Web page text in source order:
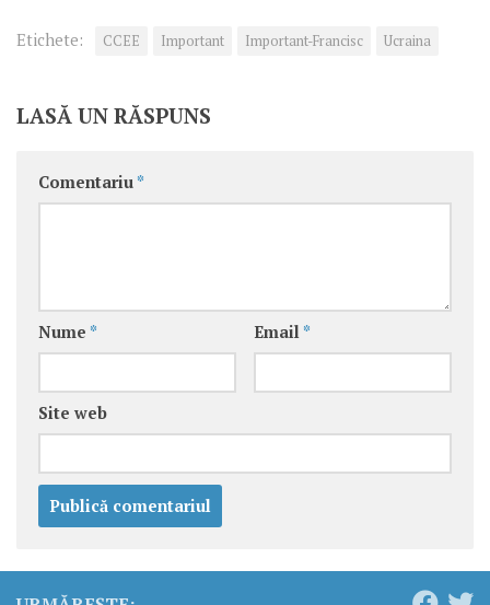
Etichete: CCEE Important Important-Francisc Ucraina
LASĂ UN RĂSPUNS
Comentariu *
Nume * Email *
Site web